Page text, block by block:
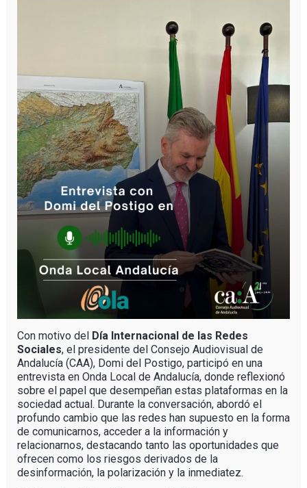
Con motivo delDía Internacional de las Redes
Sociales, el presidente del Consejo Audiovisual de
Andalucía (CAA), Domi del Postigo, participó en una
entrevista en Onda Local de Andalucía, donde reflexionó
sobre el papel que desempeñan estas plataformas en la
sociedad actual. Durante la conversación, abordó el
profundo cambio que las redes han supuesto en la forma
de comunicarnos, acceder a la información y
relacionarnos, destacando tanto las oportunidades que
ofrecen como los riesgos derivados de la
desinformación, la polarización y la inmediatez.